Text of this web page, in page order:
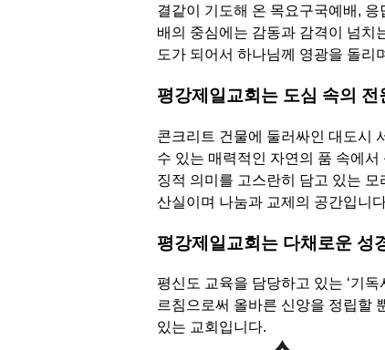
결같이 기도해 온 목요구국예배,
배의 중심에는 감동과 감격이 넘치
도가 되어서 하나님께 영광을 돌리
평강제일교회는 도심 속의 전
콘크리트 건물에 둘러싸인 대도시
수 있는 매력적인 자연의 품 속에
징적 의미를 고스란히 담고 있는
산실이며 나눔과 교제의 공간입니
평강제일교회는 다채로운 성
평신도 교육을 담당하고 있는 ‘기
르침으로써 올바른 신앙을 정립할
있는 교회입니다.